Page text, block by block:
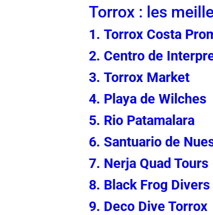
Torrox : les
1. Torrox Costa
2. Centro de
3. Torrox Market
4. Playa de Wilches
5. Rio Patamalara
6. Santuario de
7. Nerja Quad Tours
8. Black Frog Divers
9. Deco Dive Torrox